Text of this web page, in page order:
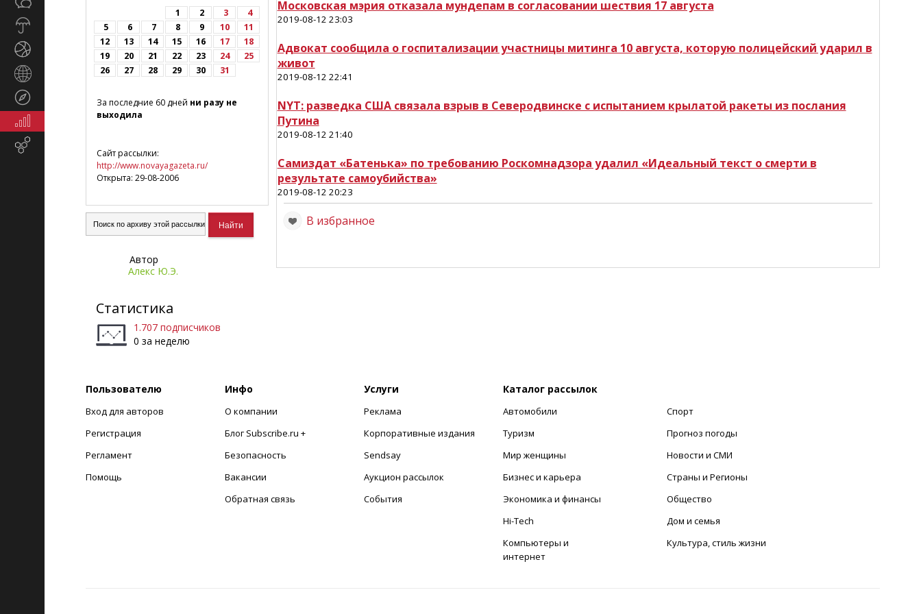
Экономика
маркетинг
1 2 3
4
5
6 7 8 9 10
11
12
13 14 15 16 17
18
19
20 21 22 23 24
25
26
27 28 29 30 31
За последние 60 дней ни разу не
выходила
Сайт рассылки:
http://www.novayagazeta.ru/
Открыта: 29-08-2006
Автор
Алекс Ю.Э.
Статистика
1.707 подписчиков
0 за неделю
Московская мэрия отказала мундепам в согласовании шествия 17 августа
2019-08-12 23:03
Адвокат сообщила о госпитализации участницы митинга 10 августа, которую полицейский ударил в
живот
2019-08-12 22:41
NYT: разведка США связала взрыв в Северодвинске с испытанием крылатой ракеты из послания
Путина
2019-08-12 21:40
Самиздат «Батенька» по требованию Роскомнадзора удалил «Идеальный текст о смерти в
результате самоубийства»
2019-08-12 20:23
В избранное
Пользователю
Вход для авторов
Регистрация
Регламент
Помощь
Инфо
О компании
Блог Subscribe.ru +
Безопасность
Вакансии
Обратная связь
Услуги
Реклама
Корпоративные издания
Sendsay
Аукцион рассылок
События
Каталог рассылок
Автомобили
Туризм
Мир женщины
Бизнес и карьера
Экономика и финансы
Hi-Tech
Компьютеры и
интернет
Спорт
Прогноз погоды
Новости и СМИ
Страны и Регионы
Общество
Дом и семья
Культура, стиль жизни